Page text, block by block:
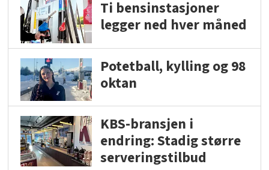
Ti bensinstasjoner
legger ned hver måned
Potetball, kylling og 98
oktan
KBS-bransjen i
endring: Stadig større
serveringstilbud